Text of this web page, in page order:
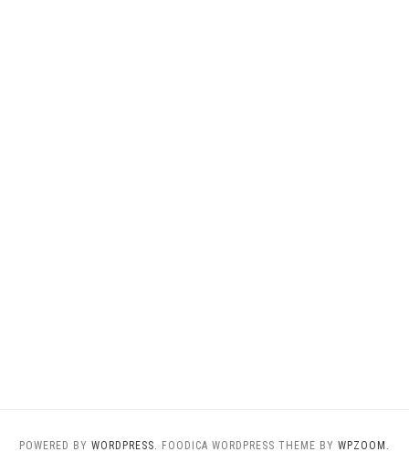
POWERED BY WORDPRESS. FOODICA WORDPRESS THEME BY WPZOOM.